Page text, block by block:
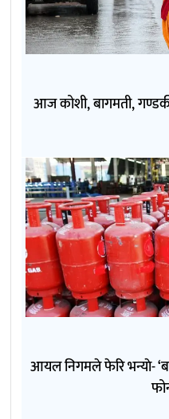
आज कोशी, बागमती, गण्डकी
आयल निगमले फेरि भन्याे-